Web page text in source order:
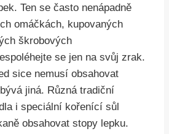
Ten se často nenápadně
omáčkách, kupovaných
škrobových
se jen na svůj zrak.
sice nemusí obsahovat
jiná. Různá tradiční
i speciální kořenící sůl
obsahovat stopy lepku.